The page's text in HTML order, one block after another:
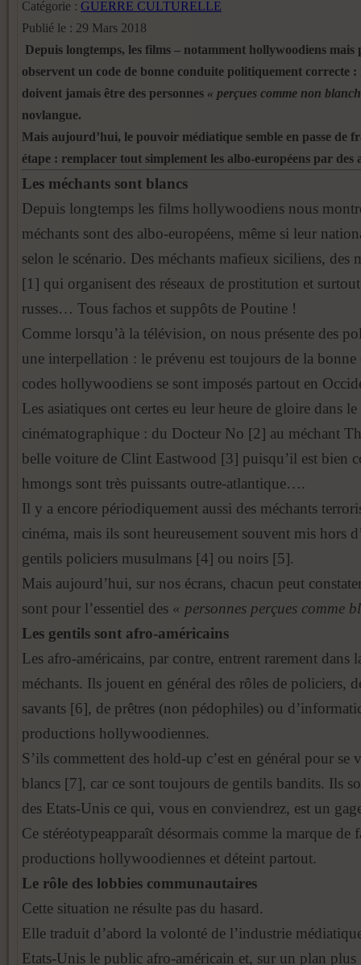
Catégorie : GUERRE CULTURELLE
Publié le : 29 Mars 2018
Depuis longtemps, les films – notamment hollywoodiens mais
observent un code de bonne conduite politiquement correcte :
doivent jamais être des personnes « perçues comme non
novlangue.
Mais aujourd’hui, le pouvoir médiatique semble en passe de
étape : remplacer tout simplement les albo-européens par des
Les méchants sont blancs
Depuis longtemps les films hollywoodiens nous
méchants sont des albo-européens, même si leur
selon le scénario. Des méchants mafieux siciliens, des
[1] qui organisent des réseaux de prostitution et
russes… Tous fachos et suppôts de Poutine !
Comme lorsqu’à la télévision, on nous présente des
une interpellation : le prévenu est toujours de la
codes hollywoodiens se sont imposés partout en
Les asiatiques ont certes eu leur heure de gloire dans
cinématographique : du Docteur No [2] au méchant
belle voiture de Clint Eastwood [3] puisqu’il est bien
hmongs sont très puissants outre-atlantique….
Il y a encore périodiquement aussi des méchants
cinéma, mais ils sont heureusement souvent mis hors
gentils policiers musulmans [4] ou noirs [5].
Mais aujourd’hui, sur nos écrans, chacun peut
sont pour l’essentiel des « personnes perçues comme
Les gentils sont afro-américains
Les afro-américains, par contre, entrent rarement dans
méchants. Ils jouent en général des rôles de policiers,
savants [6], de prêtres (non pédophiles) ou
productions hollywoodiennes.
S’ils commettent des hold-up c’est en général pour se
blancs [7], car ce sont toujours de gentils bandits. Ils
des Etats-Unis ce qui, vous en conviendrez, est un
Ce stéréotypeapparaît désormais comme la marque de
productions hollywoodiennes et déteint partout.
Le rôle des lobbies communautaires
Cette situation ne résulte pas du hasard.
Elle traduit d’abord la volonté de l’industrie
Etats-Unis le public afro-américain et, sur un plan plus